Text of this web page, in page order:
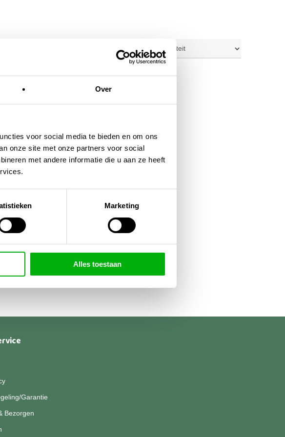
Over
voor social media te bieden en om ons
onze site met onze partners voor social
met andere informatie die u aan ze heeft
Marketing
Alles toestaan
Garantie
Bezorgen